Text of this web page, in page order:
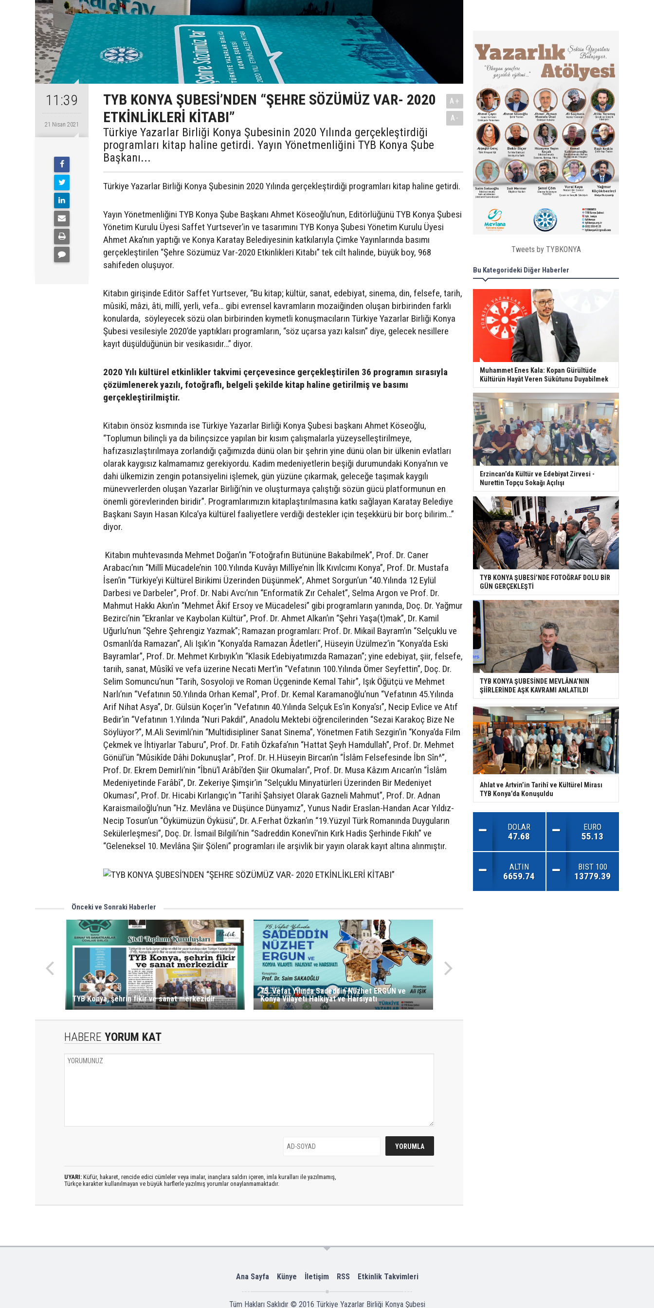
11:39
21 Nisan 2021
TYB KONYA ŞUBESİ’NDEN “ŞEHRE SÖZÜMÜZ VAR- 2020
ETKİNLİKLERİ KİTABI”
Türkiye Yazarlar Birliği Konya Şubesinin 2020 Yılında gerçekleştirdiği
programları kitap haline getirdi. Yayın Yönetmenliğini TYB Konya Şube
Başkanı...
A+
A-
Türkiye Yazarlar Birliği Konya Şubesinin 2020 Yılında gerçekleştirdiği programları kitap haline getirdi.
Yayın Yönetmenliğini TYB Konya Şube Başkanı Ahmet Köseoğlu’nun, Editörlüğünü TYB Konya Şubesi
Yönetim Kurulu Üyesi Saffet Yurtsever’in ve tasarımını TYB Konya Şubesi Yönetim Kurulu Üyesi
Ahmet Aka’nın yaptığı ve Konya Karatay Belediyesinin katkılarıyla Çimke Yayınlarında basımı
gerçekleştirilen “Şehre Sözümüz Var-2020 Etkinlikleri Kitabı” tek cilt halinde, büyük boy, 968
sahifeden oluşuyor.
Kitabın girişinde Editör Saffet Yurtsever, “Bu kitap; kültür, sanat, edebiyat, sinema, din, felsefe, tarih,
mûsikî, mâzi, âti, millî, yerli, vefa… gibi evrensel kavramların mozaiğinden oluşan birbirinden farklı
konularda, söyleyecek sözü olan birbirinden kıymetli konuşmacıların Türkiye Yazarlar Birliği Konya
Şubesi vesilesiyle 2020’de yaptıkları programların, “söz uçarsa yazı kalsın” diye, gelecek nesillere
kayıt düşüldüğünün bir vesikasıdır…” diyor.
2020 Yılı kültürel etkinlikler takvimi çerçevesince gerçekleştirilen 36 programın sırasıyla
çözümlenerek yazılı, fotoğraflı, belgeli şekilde kitap haline getirilmiş ve basımı
gerçekleştirilmiştir.
Kitabın önsöz kısmında ise Türkiye Yazarlar Birliği Konya Şubesi başkanı Ahmet Köseoğlu,
“Toplumun bilinçli ya da bilinçsizce yapılan bir kısım çalışmalarla yüzeyselleştirilmeye,
hafızasızlaştırılmaya zorlandığı çağımızda dünü olan bir şehrin yine dünü olan bir ülkenin evlatları
olarak kaygısız kalmamamız gerekiyordu. Kadim medeniyetlerin beşiği durumundaki Konya’nın ve
dahi ülkemizin zengin potansiyelini işlemek, gün yüzüne çıkarmak, geleceğe taşımak kaygılı
münevverlerden oluşan Yazarlar Birliği’nin ve oluşturmaya çalıştığı sözün gücü platformunun en
önemli görevlerinden biridir”. Programlarımızın kitaplaştırılmasına katkı sağlayan Karatay Belediye
Başkanı Sayın Hasan Kılca’ya kültürel faaliyetlere verdiği destekler için teşekkürü bir borç bilirim…”
diyor.
Kitabın muhtevasında Mehmet Doğan’ın “Fotoğrafın Bütününe Bakabilmek”, Prof. Dr. Caner
Arabacı’nın “Millî Mücadele’nin 100.Yılında Kuvâyı Millîye’nin İlk Kıvılcımı Konya”, Prof. Dr. Mustafa
İsen’in “Türkiye’yi Kültürel Birikimi Üzerinden Düşünmek”, Ahmet Sorgun’un “40.Yılında 12 Eylül
Darbesi ve Darbeler”, Prof. Dr. Nabi Avcı’nın “Enformatik Zır Cehalet”, Selma Argon ve Prof. Dr.
Mahmut Hakkı Akın’ın “Mehmet Âkif Ersoy ve Mücadelesi” gibi programların yanında, Doç. Dr. Yağmur
Bezirci’nin “Ekranlar ve Kaybolan Kültür”, Prof. Dr. Ahmet Alkan’ın “Şehri Yaşa(t)mak”, Dr. Kamil
Uğurlu’nun “Şehre Şehrengiz Yazmak”; Ramazan programları: Prof. Dr. Mikail Bayram’ın “Selçuklu ve
Osmanlı’da Ramazan”, Ali Işık’ın “Konya’da Ramazan Âdetleri”, Hüseyin Üzülmez’in “Konya’da Eski
Bayramlar”, Prof. Dr. Mehmet Kırbıyık’ın “Klasik Edebiyatımızda Ramazan”; yine edebiyat, şiir, felsefe,
tarıih, sanat, Mûsîkî ve vefa üzerine Necati Mert’in “Vefatının 100.Yılında Ömer Seyfettin”, Doç. Dr.
Selim Somuncu’nun “Tarih, Sosyoloji ve Roman Üçgeninde Kemal Tahir”, Işık Öğütçü ve Mehmet
Narlı’nın “Vefatının 50.Yılında Orhan Kemal”, Prof. Dr. Kemal Karamanoğlu’nun “Vefatının 45.Yılında
Arif Nihat Asya”, Dr. Gülsün Koçer’in “Vefatının 40.Yılında Selçuk Es’in Konya’sı”, Necip Evlice ve Atıf
Bedir’in “Vefatının 1.Yılında “Nuri Pakdil”, Anadolu Mektebi öğrencilerinden “Sezai Karakoç Bize Ne
Söylüyor?”, M.Ali Sevimli’nin “Multidisipliner Sanat Sinema”, Yönetmen Fatih Sezgin’in “Konya’da Film
Çekmek ve İhtiyarlar Taburu”, Prof. Dr. Fatih Özkafa’nın “Hattat Şeyh Hamdullah”, Prof. Dr. Mehmet
Gönül’ün “Mûsikîde Dâhi Dokunuşlar”, Prof. Dr. H.Hüseyin Bircan’ın “İslâm Felsefesinde İbn Sîn^”,
Prof. Dr. Ekrem Demirli’nin “İbnü’l Arâbî’den Şiir Okumaları”, Prof. Dr. Musa Kâzım Arıcan’ın “İslâm
Medeniyetinde Farâbî”, Dr. Zekeriye Şimşir’in “Selçuklu Minyatürleri Üzerinden Bir Medeniyet
Okuması”, Prof. Dr. Hicabi Kırlangıç’ın “Tarihî Şahsiyet Olarak Gazneli Mahmut”, Prof. Dr. Adnan
Karaismailoğlu’nun “Hz. Mevlâna ve Düşünce Dünyamız”, Yunus Nadir Eraslan-Handan Acar Yıldız-
Necip Tosun’un “Öykümüzün Öyküsü”, Dr. A.Ferhat Özkan’ın “19.Yüzyıl Türk Romanında Duyguların
Sekülerleşmesi”, Doç. Dr. İsmail Bilgili’nin “Sadreddin Konevî’nin Kırk Hadis Şerhinde Fıkıh” ve
“Geleneksel 10. Mevlâna Şiir Şöleni” programları ile arşivlik bir yayın olarak kayıt altına alınmıştır.
Önceki ve Sonraki Haberler
TYB Konya, şehrin fikir ve sanat merkezidir
75. Vefat Yılında Sadeddin Nüzhet ERGUN ve
Konya Vilayeti Halkiyat ve Harsıyatı
HABERE YORUM KAT
UYARI: Küfür, hakaret, rencide edici cümleler veya imalar, inançlara saldırı içeren, imla kuralları ile yazılmamış,
Türkçe karakter kullanılmayan ve büyük harflerle yazılmış yorumlar onaylanmamaktadır.
Tweets by TYBKONYA
Bu Kategorideki Diğer Haberler
Muhammet Enes Kala: Kopan Gürültüde
Kültürün Hayât Veren Sükûtunu Duyabilmek
Erzincan’da Kültür ve Edebiyat Zirvesi -
Nurettin Topçu Sokağı Açılışı
TYB KONYA ŞUBESİ’NDE FOTOĞRAF DOLU BİR
GÜN GERÇEKLEŞTİ
TYB KONYA ŞUBESİNDE MEVLÂNA’NIN
ŞİİRLERİNDE AŞK KAVRAMI ANLATILDI
Ahlat ve Artvin’in Tarihî ve Kültürel Mirası
TYB Konya’da Konuşuldu
DOLAR
47.68
EURO
55.13
ALTIN
6659.74
BIST 100
13779.39
Ana Sayfa Künye İletişim RSS Etkinlik Takvimleri
Tüm Hakları Saklıdır © 2016 Türkiye Yazarlar Birliği Konya Şubesi